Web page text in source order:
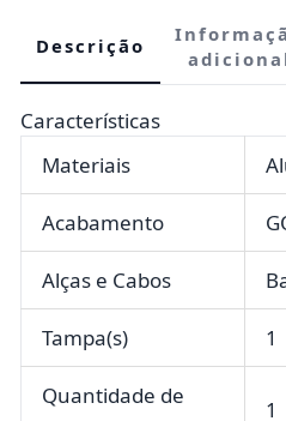
Descrição
Características
Materiais
Acabamento
Alças e Cabos
Tampa(s) 1
Quantidade de
1